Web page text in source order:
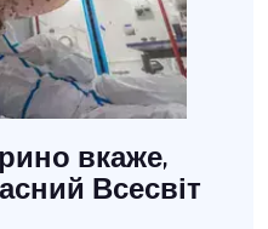
вкаже,
Всесвіт